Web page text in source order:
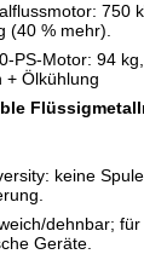
750
(40 % mehr).
PS-Motor: 94
+ Ölkühlung
keine
dehnbar; für
Geräte.